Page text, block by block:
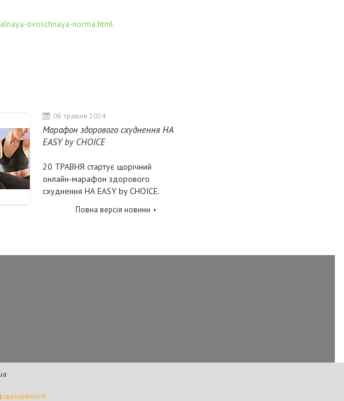
ovoschnaya-norma.html
06 травня 2024
Марафон здорового схуднення НА
EASY by CHOICE
20 ТРАВНЯ стартує щорічний
онлайн-марафон здорового
схуднення НА EASY by CHOICE.
Повна версія новини